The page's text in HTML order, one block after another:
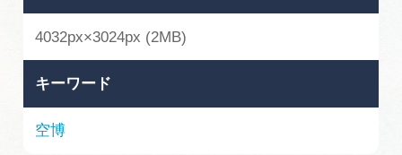
お問い合わせ
運営組織
広告掲載
4032px×3024px (2MB)
キーワード
空博